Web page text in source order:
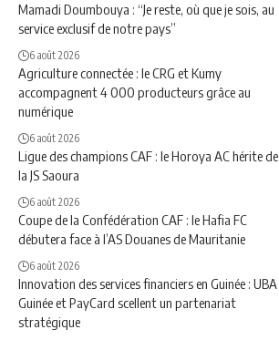
Mamadi Doumbouya : “Je reste, où que je sois, au
service exclusif de notre pays”
6 août 2026
Agriculture connectée : le CRG et Kumy
accompagnent 4 000 producteurs grâce au
numérique
6 août 2026
Ligue des champions CAF : le Horoya AC hérite de
la JS Saoura
6 août 2026
Coupe de la Confédération CAF : le Hafia FC
débutera face à l’AS Douanes de Mauritanie
6 août 2026
Innovation des services financiers en Guinée : UBA
Guinée et PayCard scellent un partenariat
stratégique